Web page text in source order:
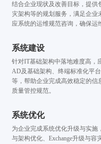
结合企业现状及改善目标，提
灾架构等的规划服务，满足企业
应系统的运维规范咨询，确保运
系统建设
针对IT基础架构中落地难度高，
AD及基础架构、终端标准化平
等，帮助企业完成高效稳定的信
质量管控规范。
系统优化
为企业完成系统优化升级与实
与架构优化、Exchange升级与